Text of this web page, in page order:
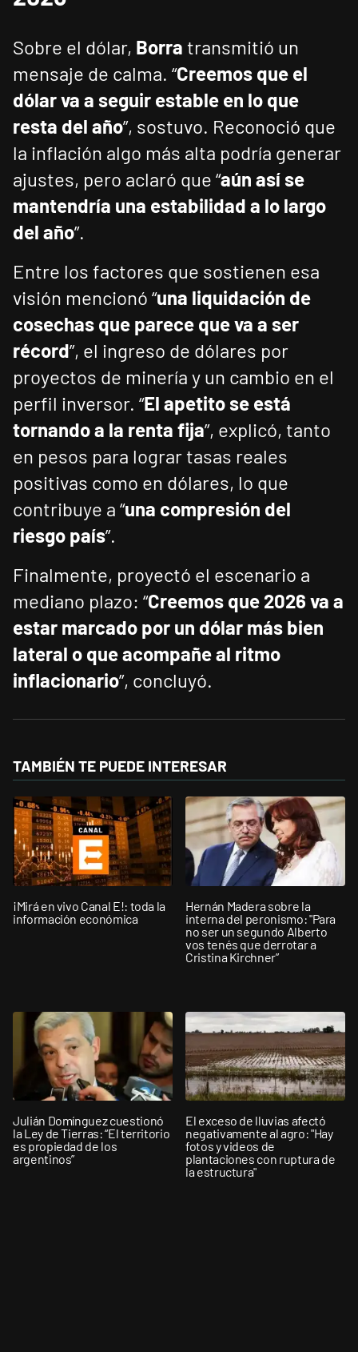
Sobre el dólar, Borra transmitió un
mensaje de calma. “Creemos que el
dólar va a seguir estable en lo que
resta del año”, sostuvo. Reconoció que
la inflación algo más alta podría generar
ajustes, pero aclaró que “aún así se
mantendría una estabilidad a lo largo
del año”.
Entre los factores que sostienen esa
visión mencionó “una liquidación de
cosechas que parece que va a ser
récord”, el ingreso de dólares por
proyectos de minería y un cambio en el
perfil inversor. “El apetito se está
tornando a la renta fija”, explicó, tanto
en pesos para lograr tasas reales
positivas como en dólares, lo que
contribuye a “una compresión del
riesgo país”.
Finalmente, proyectó el escenario a
mediano plazo: “Creemos que 2026 va a
estar marcado por un dólar más bien
lateral o que acompañe al ritmo
inflacionario”, concluyó.
TAMBIÉN TE PUEDE INTERESAR
¡Mirá en vivo Canal E!: toda la
información económica
Hernán Madera sobre la
interna del peronismo: "Para
no ser un segundo Alberto
vos tenés que derrotar a
Cristina Kirchner”
Julián Domínguez cuestionó
la Ley de Tierras: “El territorio
es propiedad de los
argentinos”
El exceso de lluvias afectó
negativamente al agro: "Hay
fotos y videos de
plantaciones con ruptura de
la estructura"